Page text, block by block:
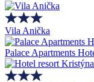
Vila Anička
Palace Apartments